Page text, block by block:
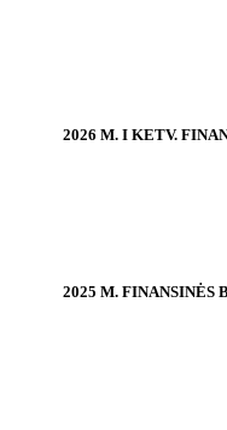
2026 M. I KETV.
2025 M. FINANSINĖS